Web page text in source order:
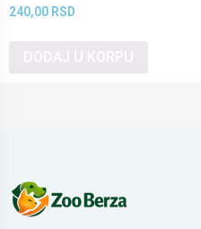
240,00 RSD